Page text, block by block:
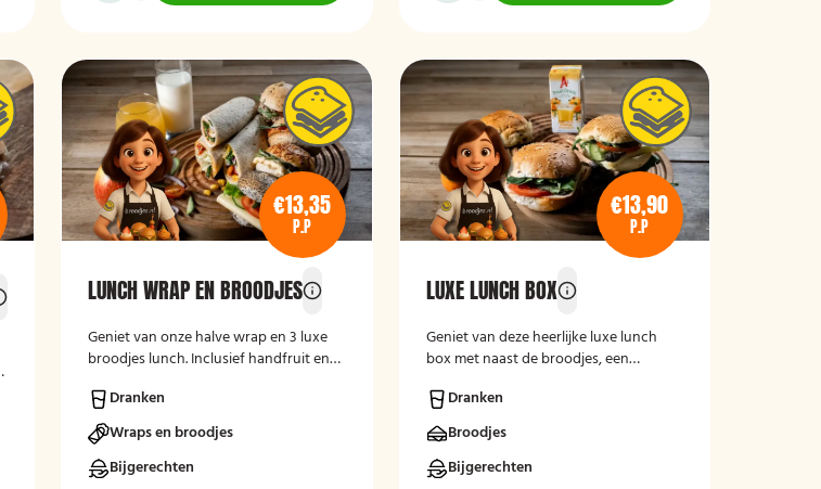
€13,35
P.P
LUNCH WRAP EN BROODJES
Geniet van onze halve wrap en 3 luxe
broodjes lunch. Inclusief handfruit en
op je thuisadres of op kantoor.
Smakelijk!
Dranken
Wraps en broodjes
Bijgerechten
€13,90
P.P
LUXE LUNCH BOX
Geniet van deze heerlijke luxe lunch
box met naast de broodjes, een
Dranken
Broodjes
Bijgerechten